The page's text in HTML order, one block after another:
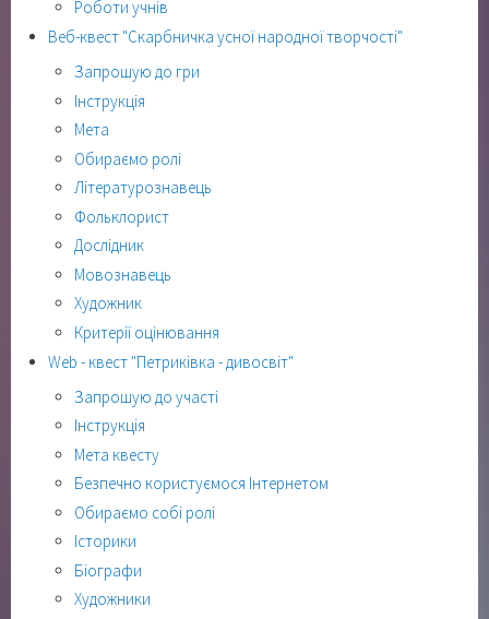
Роботи учнів
Веб-квест "Скарбничка усної народної творчості"
Запрошую до гри
Інструкція
Мета
Обираємо ролі
Літературознавець
Фольклорист
Дослідник
Мовознавець
Художник
Критерії оцінювання
Web - квест "Петриківка - дивосвіт"
Запрошую до участі
Інструкція
Мета квесту
Безпечно користуємося Інтернетом
Обираємо собі ролі
Історики
Біографи
Художники